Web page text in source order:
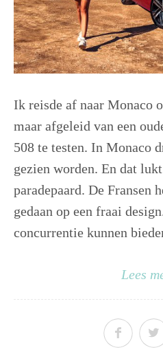
Ik reisde af naar Monaco
maar afgeleid van een
508 te testen. In Monaco
gezien worden. En dat
paradepaard. De Fransen
gedaan op een fraai
concurrentie kunnen
Lees